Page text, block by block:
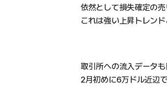
依然として損失確定の
これは強い上昇トレン
取引所への流入データも
2月初めに6万ドル近辺